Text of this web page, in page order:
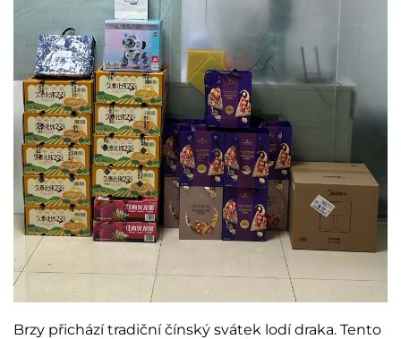
Brzy přichází tradiční čínský svátek lodí draka. Tento